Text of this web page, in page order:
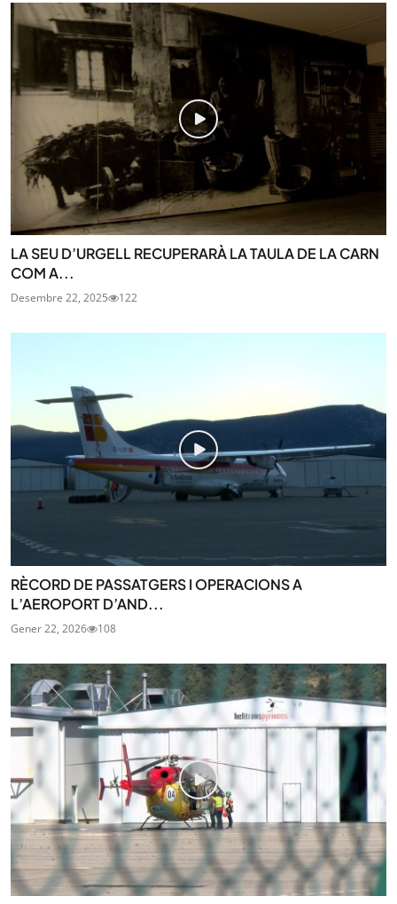
LA SEU D’URGELL RECUPERARÀ LA TAULA DE LA CARN
COM A...
Desembre 22, 2025 122
RÈCORD DE PASSATGERS I OPERACIONS A
L’AEROPORT D’AND...
Gener 22, 2026 108